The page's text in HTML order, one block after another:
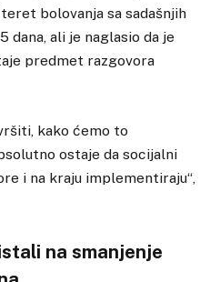
bolovanja sa sadašnjih
dana, ali je naglasio da je
predmet razgovora
kako ćemo to
ostaje da socijalni
i na kraju implementiraju“,
na smanjenje